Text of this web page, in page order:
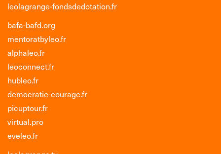
leolagrange-fondsdedotation.fr
bafa-bafd.org
mentoratbyleo.fr
alphaleo.fr
leoconnect.fr
hubleo.fr
democratie-courage.fr
picuptour.fr
virtual.pro
eveleo.fr